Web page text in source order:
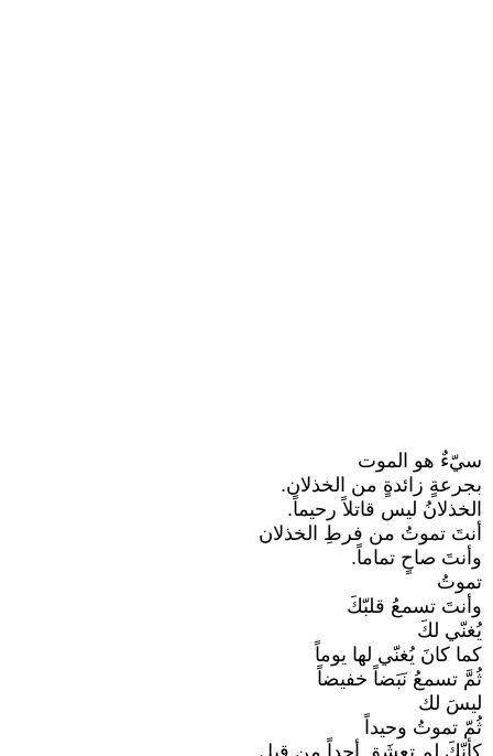
سيّءٌ هو الموت
بجرعةٍ زائدةٍ من الخذلان.
الخذلانُ ليس قاتلاً رحيماً.
أنتَ تموتُ من فرطِ الخذلان
وأنتَ صاحٍ تماماً.
تموتُ
وأنتَ تسمعُ قلبّكَ
يُغنّي لكَ
كما كانَ يُغنّي لها يوماً
ثُمَّ تسمعُ نَبَضاً خفيضاً
ليسَ لك
ثُمّ تموتُ وحيداً